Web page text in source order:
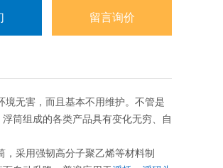
留言询价
境无害，而且基本不用维护。不管是
筒组成的各类产品具有变化无穷、自
采用强韧高分子聚乙烯等材料制